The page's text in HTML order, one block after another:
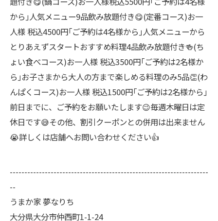
から｣人気メニュー9品飲み放題付き😋(定番コース)お一
人様 税込4500円｢ご予約は4名様から｣人気メニューから
とりあえずスタートおすすめ料理4品飲み放題付き🍻(ち
ょい食べコース)お一人様 税込3500円｢ご予約は2名様か
ら｣お子さまから大人の方まで楽しめる料理のみ5品👏(わ
んぱくコース)お一人様 税込1500円｢ご予約は2名様から｣
前日までに、ご予約をお願いたします😉毎週木曜日は定
休日です😅その他、割引クーポンとの併用は出来ません
😭詳しくは店舗へお問い合わせください👍
--------------------------------------------------------------------
--
うまか家 夢なりち
大分県大分市仲西町1-1-24